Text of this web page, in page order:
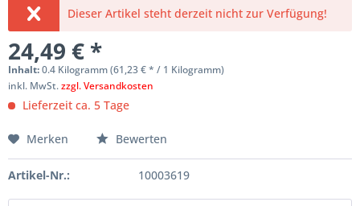
Dieser Artikel steht derzeit nicht zur Verfügung!
24,49 € *
Inhalt:0.4 Kilogramm (61,23 € * / 1 Kilogramm)
inkl. MwSt.zzgl. Versandkosten
Lieferzeit ca. 5 Tage
Merken Bewerten
Artikel-Nr.: 10003619